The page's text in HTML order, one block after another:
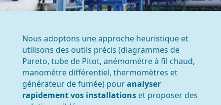
Nous adoptons une approche heuristique et
utilisons des outils précis (diagrammes de
Pareto, tube de Pitot, anémomètre à fil chaud,
manomètre différentiel, thermomètres et
générateur de fumée) pouranalyser
rapidement vos installationset proposer des